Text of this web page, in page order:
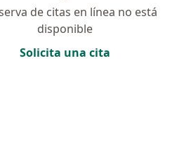
de citas en línea no está
disponible
Solicita una cita